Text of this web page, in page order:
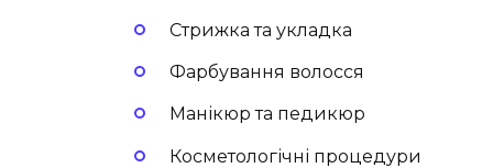
Стрижка та укладка
Фарбування волосся
Манікюр та педикюр
Косметологічні процедури